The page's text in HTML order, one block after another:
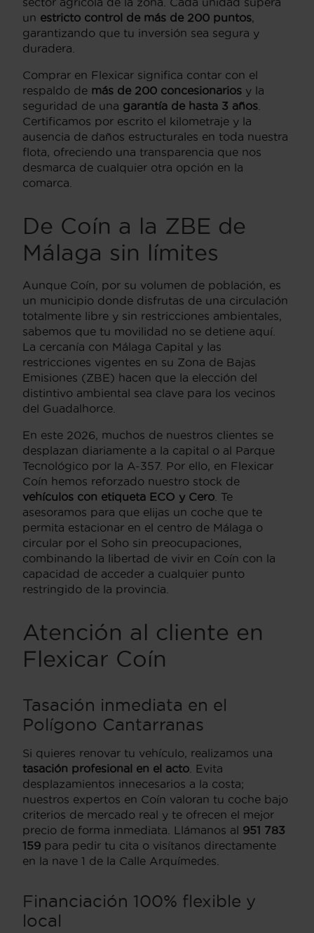
un estricto control de más de 200 puntos
garantizando que tu inversión sea segura y
duradera.
Comprar en Flexicar significa contar con el
respaldo de más de 200 concesionarios y la
seguridad de una garantía de hasta 3 años
Certificamos por escrito el kilometraje y la
ausencia de daños estructurales en toda nuestra
flota, ofreciendo una transparencia que nos
desmarca de cualquier otra opción en la
comarca.
De Coín a la ZBE de
Málaga sin límites
Aunque Coín, por su volumen de población, es
un municipio donde disfrutas de una circulación
totalmente libre y sin restricciones ambientales,
sabemos que tu movilidad no se detiene aquí.
La cercanía con Málaga Capital y las
restricciones vigentes en su Zona de Bajas
Emisiones (ZBE) hacen que la elección del
distintivo ambiental sea clave para los vecinos
del Guadalhorce.
En este 2026, muchos de nuestros clientes se
desplazan diariamente a la capital o al Parque
Tecnológico por la A-357. Por ello, en Flexicar
Coín hemos reforzado nuestro stock de
vehículos con etiqueta ECO y Cero . Te
asesoramos para que elijas un coche que te
permita estacionar en el centro de Málaga o
circular por el Soho sin preocupaciones,
combinando la libertad de vivir en Coín con la
capacidad de acceder a cualquier punto
restringido de la provincia.
Atención al cliente en
Flexicar Coín
Tasación inmediata en el
Polígono Cantarranas
Si quieres renovar tu vehículo, realizamos una
tasación profesional en el acto . Evita
desplazamientos innecesarios a la costa;
nuestros expertos en Coín valoran tu coche bajo
criterios de mercado real y te ofrecen el mejor
precio de forma inmediata. Llámanos al 951 783
159 para pedir tu cita o visítanos directamente
en la nave 1 de la Calle Arquímedes.
Financiación 100% flexible y
local